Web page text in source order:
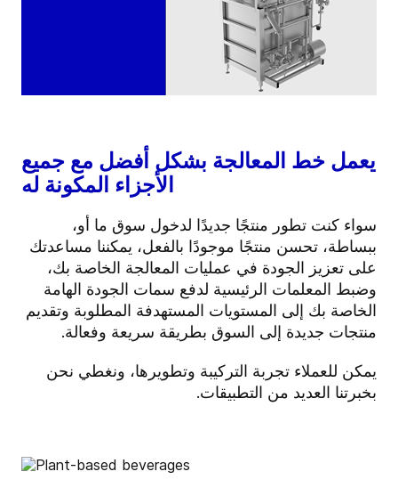
يعمل خط المعالجة بشكل أفضل مع جميع
الأجزاء المكونة له
سواء كنت تطور منتجًا جديدًا لدخول سوق ما أو،
ببساطة، تحسن منتجًا موجودًا بالفعل، يمكننا مساعدتك
على تعزيز الجودة في عمليات المعالجة الخاصة بك،
وضبط المعلمات الرئيسية لدفع سمات الجودة الهامة
الخاصة بك إلى المستويات المستهدفة المطلوبة وتقديم
منتجات جديدة إلى السوق بطريقة سريعة وفعالة.
يمكن للعملاء تجربة التركيبة وتطويرها، ونغطي نحن
بخبرتنا العديد من التطبيقات.